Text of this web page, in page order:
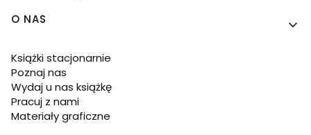
O NAS
Książki stacjonarnie
Poznaj nas
Wydaj u nas książkę
Pracuj z nami
Materiały graficzne